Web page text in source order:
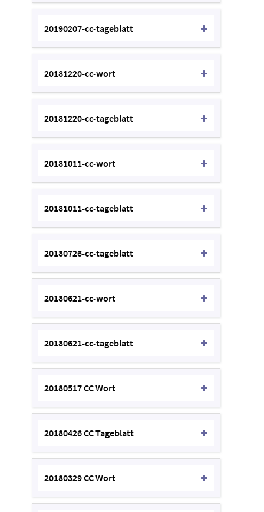
20190207-cc-tageblatt
20181220-cc-wort
20181220-cc-tageblatt
20181011-cc-wort
20181011-cc-tageblatt
20180726-cc-tageblatt
20180621-cc-wort
20180621-cc-tageblatt
20180517 CC Wort
20180426 CC Tageblatt
20180329 CC Wort